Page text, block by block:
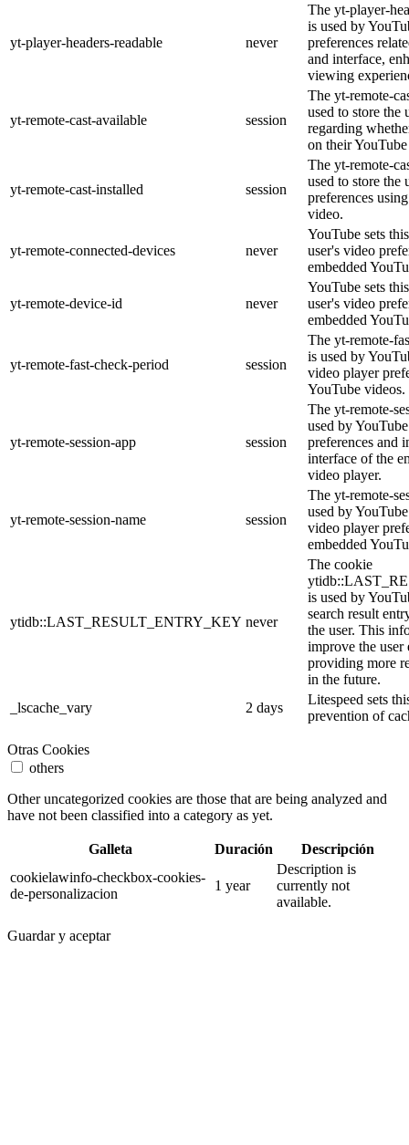
yt-player-headers-readable never
The yt-player-
is used by
preferences
and interface,
viewing
yt-remote-cast-available session
The yt-remote-
used to store the
regarding
on their
yt-remote-cast-installed session
The yt-remote-
used to store the
preferences
video.
yt-remote-connected-devices never
YouTube sets
user's video
embedded
yt-remote-device-id never
YouTube sets
user's video
embedded
yt-remote-fast-check-period session
The yt-remote-
is used by
video player
YouTube videos.
yt-remote-session-app session
The yt-remote-
used by
preferences and
interface of the
video player.
yt-remote-session-name session
The yt-remote-
used by
video player
embedded
ytidb::LAST_RESULT_ENTRY_KEY never
The cookie
is used by
search result
the user. This
improve the user
providing more
in the future.
_lscache_vary
2 days
Litespeed sets
prevention of
Otras Cookies
others
Other uncategorized cookies are those that are being analyzed and
have not been classified into a category as yet.
Galleta Duración
Descripción
cookielawinfo-checkbox-cookies-
de-personalizacion
1 year
Description is
currently not
available.
Guardar y aceptar